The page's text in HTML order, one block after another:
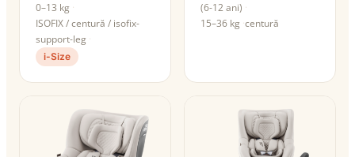
0–13 kg
ISOFIX / centură / isofix-
support-leg
i-Size
(6-12 ani)
15–36 kg centură